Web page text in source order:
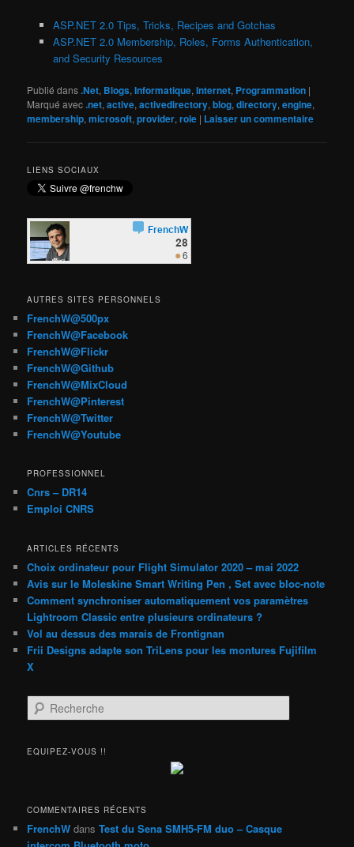
ASP.NET 2.0 Tips, Tricks, Recipes and Gotchas
ASP.NET 2.0 Membership, Roles, Forms Authentication,
and Security Resources
Publié dans.Net, Blogs,Informatique,Internet, Programmation |
Marqué avec.net,active,activedirectory,blog,directory,engine,
membership,microsoft,provider,role | Laisser un commentaire
LIENS SOCIAUX
AUTRES SITES PERSONNELS
FrenchW@500px
FrenchW@Facebook
FrenchW@Flickr
FrenchW@Github
FrenchW@MixCloud
FrenchW@Pinterest
FrenchW@Twitter
FrenchW@Youtube
PROFESSIONNEL
Cnrs – DR14
Emploi CNRS
ARTICLES RÉCENTS
Choix ordinateur pour Flight Simulator 2020 – mai 2022
Avis sur le Moleskine Smart Writing Pen , Set avec bloc-note
Comment synchroniser automatiquement vos paramètres
Lightroom Classic entre plusieurs ordinateurs ?
Vol au dessus des marais de Frontignan
Frii Designs adapte son TriLens pour les montures Fujifilm
X
e
h
h
e
EQUIPEZ-VOUS !!
COMMENTAIRES RÉCENTS
FrenchW dansTest du Sena SMH5-FM duo – Casque